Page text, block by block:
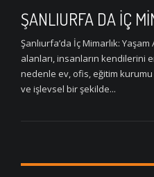
ŞANLIURFA DA İÇ
Şanlıurfa’da İç Mimarlık:
alanları, insanların kendilerini
nedenle ev, ofis, eğitim
ve işlevsel bir şekilde...